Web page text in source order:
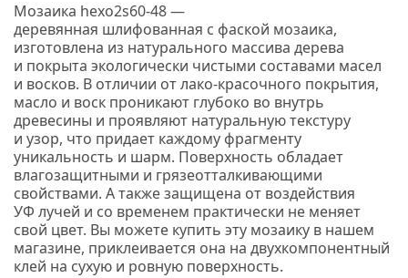
Мозаика hexo2s60-48 —
деревянная шлифованная с фаской мозаика,
изготовлена из натурального массива дерева
и покрыта экологически чистыми составами масел
и восков. В отличии от лако-красочного покрытия,
масло и воск проникают глубоко во внутрь
древесины и проявляют натуральную текстуру
и узор, что придает каждому фрагменту
уникальность и шарм. Поверхность обладает
влагозащитными и грязеотталкивающими
свойствами. А также защищена от воздействия
УФ лучей и со временем практически не меняет
свой цвет. Вы можете купить эту мозаику в нашем
магазине, приклеивается она на двухкомпонентный
клей на сухую и ровную поверхность.